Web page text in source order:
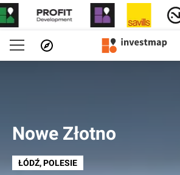
Nowe Złotno
ŁÓDŹ, POLESIE